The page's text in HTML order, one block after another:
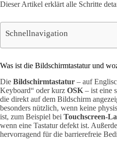
Dieser Artikel erklärt alle Schritte
Schnellnavigation
Was ist die Bildschirmtastatur und
Die Bildschirmtastatur – auf
Keyboard“ oder kurz OSK – ist eine
die direkt auf dem Bildschirm
besonders nützlich, wenn keine
ist, zum Beispiel bei Touchscreen-
wenn eine Tastatur defekt ist.
hervorragend für die barrierefreie